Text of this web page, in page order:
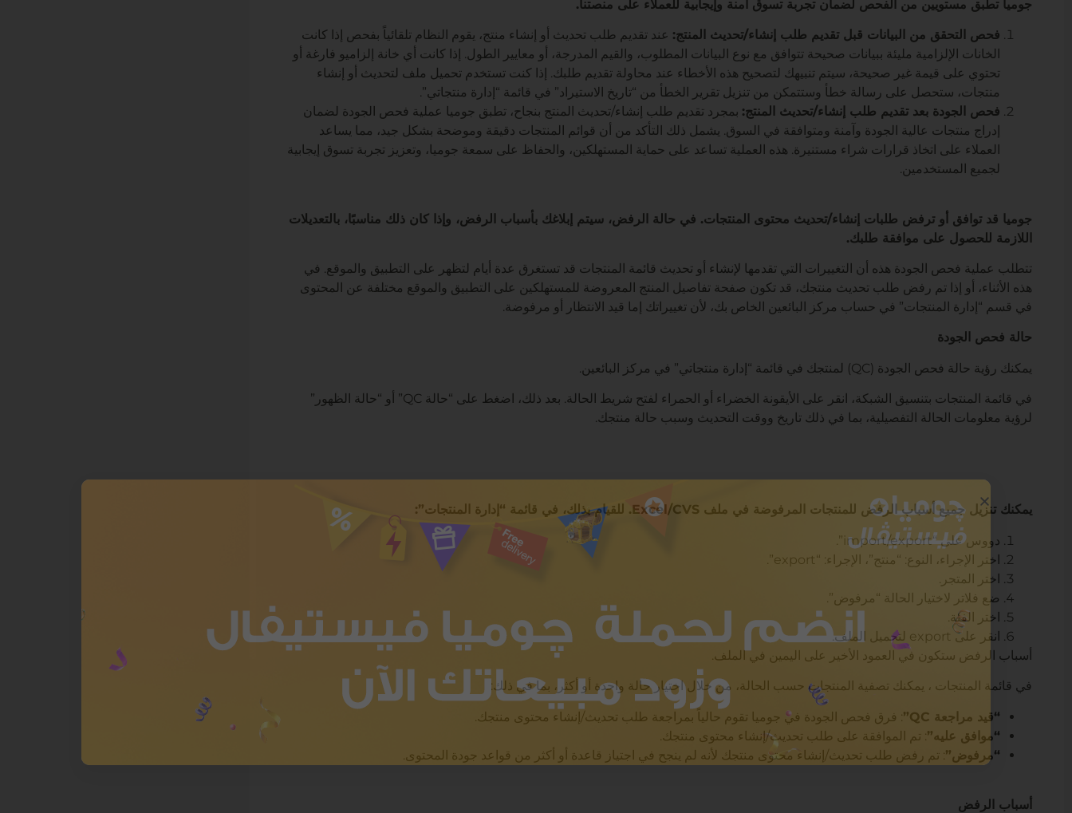
جوميا تطبق مستويين من الفحص لضمان تجربة تسوق آمنة وإيجابية للعملاء على منصتنا.
فحص التحقق من البيانات قبل تقديم طلب إنشاء/تحديث المنتج: عند تقديم طلب تحديث أو إنشاء منتج، يقوم النظام تلقائياً بفحص إذا كانت
الخانات الإلزامية مليئة ببيانات صحيحة تتوافق مع نوع البيانات المطلوب، والقيم المدرجة، أو معايير الطول. إذا كانت أي خانة إلزاميو فارغة أو
تحتوي على قيمة غير صحيحة، سيتم تنبيهك لتصحيح هذه الأخطاء عند محاولة تقديم طلبك. إذا كنت تستخدم تحميل ملف لتحديث أو إنشاء
منتجات، ستحصل على رسالة خطأ وستتمكن من تنزيل تقرير الخطأ من “تاريخ الاستيراد” في قائمة “إدارة منتجاتي”.
فحص الجودة بعد تقديم طلب إنشاء/تحديث المنتج: بمجرد تقديم طلب إنشاء/تحديث المنتج بنجاح، تطبق جوميا عملية فحص الجودة لضمان
إدراج منتجات عالية الجودة وآمنة ومتوافقة في السوق. يشمل ذلك التأكد من أن قوائم المنتجات دقيقة وموضحة بشكل جيد، مما يساعد
العملاء على اتخاذ قرارات شراء مستنيرة. هذه العملية تساعد على حماية المستهلكين، والحفاظ على سمعة جوميا، وتعزيز تجربة تسوق إيجابية
لجميع المستخدمين.
جوميا قد توافق أو ترفض طلبات إنشاء/تحديث محتوى المنتجات. في حالة الرفض، سيتم إبلاغك بأسباب الرفض، وإذا كان ذلك مناسبًا، بالتعديلات
اللازمة للحصول على موافقة طلبك.
تتطلب عملية فحص الجودة هذه أن التغييرات التي تقدمها لإنشاء أو تحديث قائمة المنتجات قد تستغرق عدة أيام لتظهر على التطبيق والموقع. في
هذه الأثناء، أو إذا تم رفض طلب تحديث منتجك، قد تكون صفحة تفاصيل المنتج المعروضة للمستهلكين على التطبيق والموقع مختلفة عن المحتوى
في قسم “إدارة المنتجات” في حساب مركز البائعين الخاص بك، لأن تغييراتك إما قيد الانتظار أو مرفوضة.
حالة فحص الجودة
يمكنك رؤية حالة فحص الجودة (QC) لمنتجك في قائمة “إدارة منتجاتي” في مركز البائعين.
في قائمة المنتجات بتنسيق الشبكة، انقر على الأيقونة الخضراء أو الحمراء لفتح شريط الحالة. بعد ذلك، اضغط على “حالة QC” أو “حالة الظهور”
لرؤية معلومات الحالة التفصيلية، بما في ذلك تاريخ ووقت التحديث وسبب حالة منتجك.
يمكنك تنزيل جميع أسباب الرفض للمنتجات المرفوضة في ملف Excel/CVS. للقيام بذلك، في قائمة “إدارة المنتجات”:
دووس على “import/export”.
اختر الإجراء، النوع: “منتج”، الإجراء: “export”.
اختر المتجر.
ضع فلاتر لاختيار الحالة “مرفوض”.
اختر الفئة.
انقر على export لتحميل الملف.
أسباب الرفض ستكون في العمود الأخير على اليمين في الملف.
في قائمة المنتجات ، يمكنك تصفية المنتجات حسب الحالة، من خلال اختيار حالة واحدة أو أكثر، بما في ذلك:
“قيد مراجعة QC”
: فرق فحص الجودة في جوميا تقوم حالياً بمراجعة طلب تحديث/إنشاء محتوى منتجك.
“موافق عليه”: تم الموافقة على طلب تحديث/إنشاء محتوى منتجك.
“مرفوض”: تم رفض طلب تحديث/إنشاء محتوى منتجك لأنه لم ينجح في اجتياز قاعدة أو أكثر من قواعد جودة المحتوى.
أسباب الرفض